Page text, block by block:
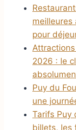
meilleures
pour
2026 : le
Puy du
une
Tarifs Puy
billets, les